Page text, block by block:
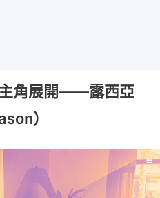
角展開——露西亞
）